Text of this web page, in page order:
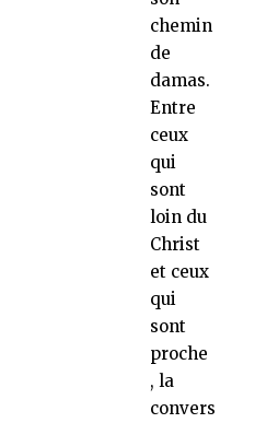
chemin
de
damas.
Entre
ceux
qui
sont
loin du
Christ
et ceux
qui
sont
proche
, la
convers